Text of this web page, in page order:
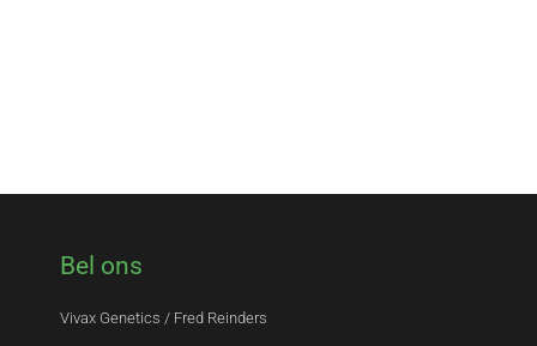
Bel ons
Vivax Genetics / Fred Reinders